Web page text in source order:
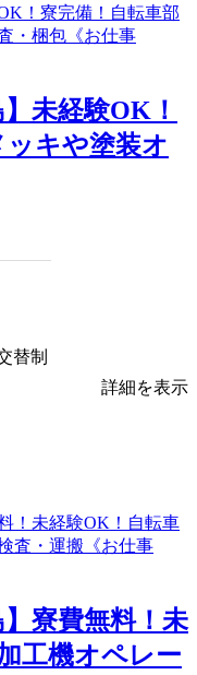
未経験OK！
キや塗装オ
替制
詳細を表示
】寮費無料！未
工機オペレー